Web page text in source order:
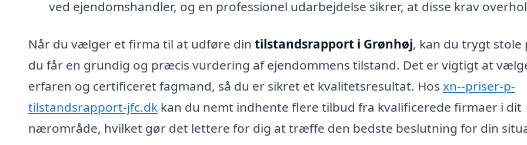
ved ejendomshandler, og en professionel udarbejdelse sikrer, at disse krav
Når du vælger et firma til at udføre din tilstandsrapport i Grønhøj, kan du trygt stole
du får en grundig og præcis vurdering af ejendommens tilstand. Det er vigtigt at
erfaren og certificeret fagmand, så du er sikret et kvalitetsresultat. Hos xn--priser-p-
tilstandsrapport-jfc.dk kan du nemt indhente flere tilbud fra kvalificerede firmaer i dit
nærområde, hvilket gør det lettere for dig at træffe den bedste beslutning for din